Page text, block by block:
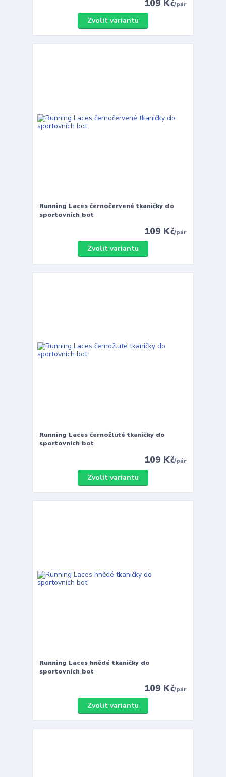
109 Kč/pár
Zvolit variantu
Running Laces černočervené tkaničky do
sportovních bot
109 Kč/pár
Zvolit variantu
Running Laces černožluté tkaničky do
sportovních bot
109 Kč/pár
Zvolit variantu
Running Laces hnědé tkaničky do
sportovních bot
109 Kč/pár
Zvolit variantu